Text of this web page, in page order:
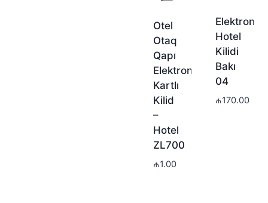
Otel
Otaq
Qapı
Elektron
Kartlı
Kilid
–
Hotel
ZL700
₼1.00
Elektron
Hotel
Kilidi
Bakı
04
₼170.00